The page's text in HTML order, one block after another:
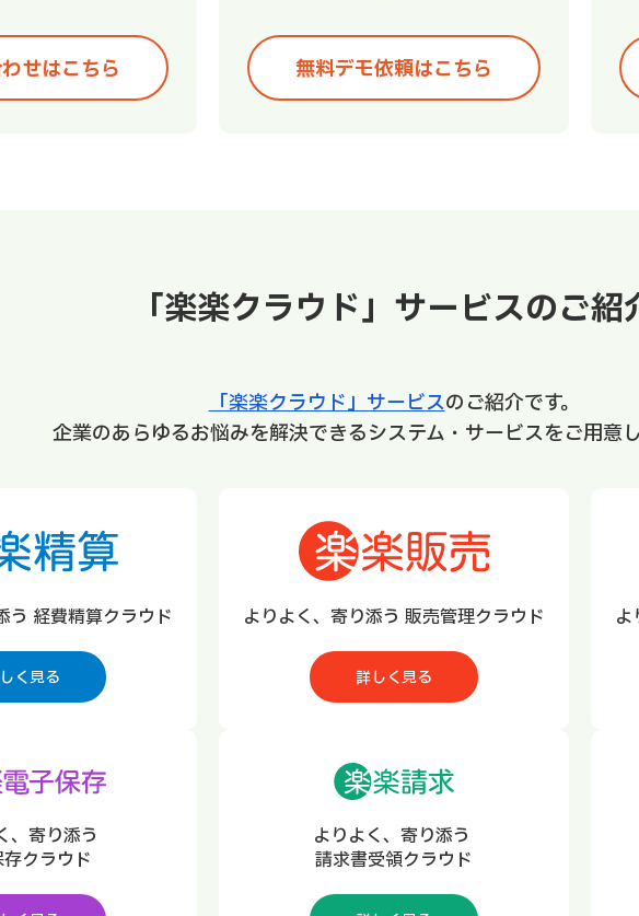
せはこちら 無料デモ依頼はこちら
「楽楽クラウド」サービスのご紹
「楽楽クラウド」サービスのご紹介です。
企業のあらゆるお悩みを解決できるシステム・サービスをご用意し
う 経費精算クラウド
く見る
よりよく、寄り添う 販売管理クラウド
詳しく見る
よ
、寄り添う
クラウド
よりよく、寄り添う
請求書受領クラウド